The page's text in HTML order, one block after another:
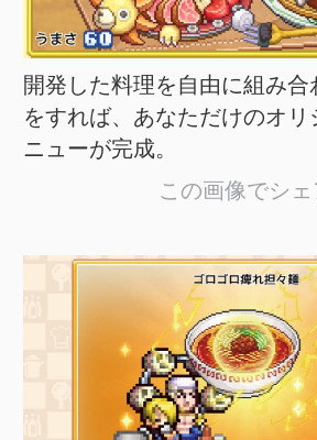
開発した料理を自由に組み合
をすれば、あなただけのオリ
ニューが完成。
この画像でシェ